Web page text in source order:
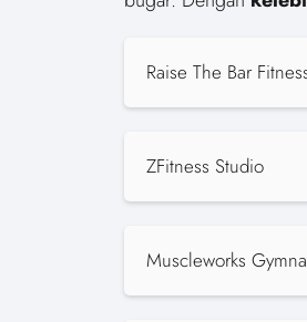
Raise The Bar
ZFitness Studio
Muscleworks